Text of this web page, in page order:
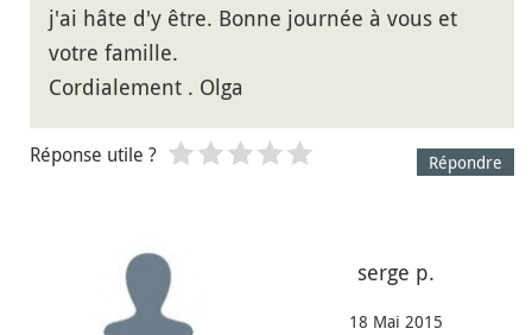
j'ai hâte d'y être. Bonne journée à vous et
votre famille.
Cordialement . Olga
Répondre
Réponse utile ?
serge p.
18 Mai 2015